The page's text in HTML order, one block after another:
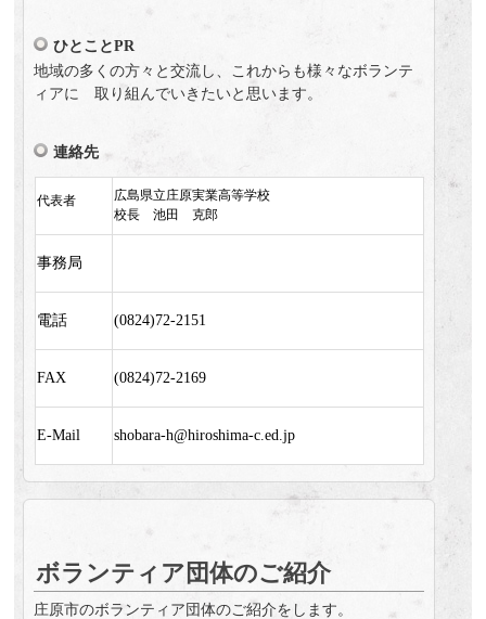
ひとことPR
地域の多くの方々と交流し、これからも様々なボランテ
ィアに 取り組んでいきたいと思います。
連絡先
代表者
広島県立庄原実業高等学校
校長 池田 克郎
事務局
電話 (0824)72-2151
FAX (0824)72-2169
E-Mail shobara-h@hiroshima-c.ed.jp
ボランティア団体のご紹介
庄原市のボランティア団体のご紹介をします。